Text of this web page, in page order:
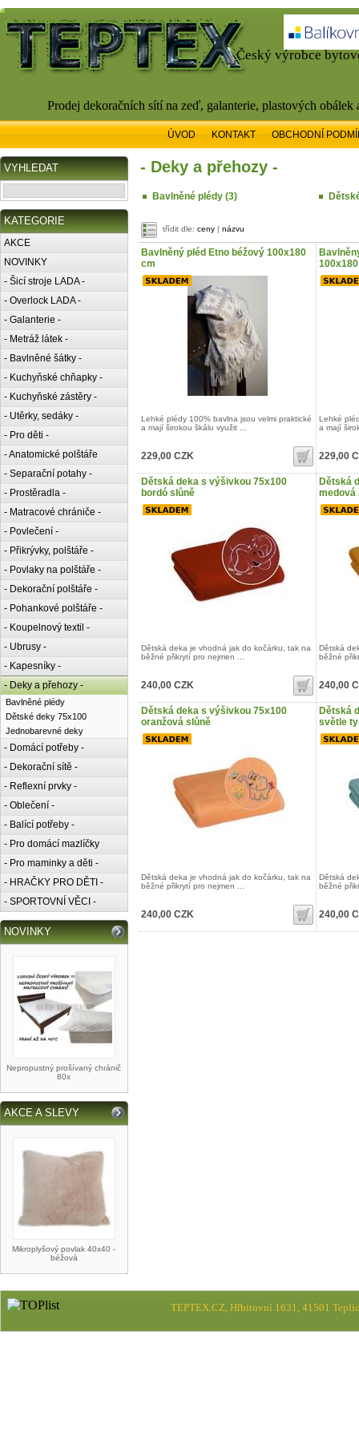
Český výrobce
Prodej dekoračních sítí na zeď, galanterie, plastových
ÚVOD KONTAKT OBCHODNÍ
VYHLEDAT
KATEGORIE
AKCE
NOVINKY
- Šicí stroje LADA -
- Overlock LADA -
- Galanterie -
- Metráž látek -
- Bavlněné šátky -
- Kuchyňské chňapky -
- Kuchyňské zástěry -
- Utěrky, sedáky -
- Pro děti -
- Anatomické polštáře
- Separační potahy -
- Prostěradla -
- Matracové chrániče -
- Povlečení -
- Přikrývky, polštáře -
- Povlaky na polštáře -
- Dekorační polštáře -
- Pohankové polštáře -
- Koupelnový textil -
- Ubrusy -
- Kapesníky -
- Deky a přehozy -
Bavlněné plédy
Dětské deky 75x100
Jednobarevné deky
- Domácí potřeby -
- Dekorační sítě -
- Reflexní prvky -
- Oblečení -
- Balící potřeby -
- Pro domácí mazlíčky
- Pro maminky a děti -
- HRAČKY PRO DĚTI -
- SPORTOVNÍ VĚCI -
NOVINKY
Nepropustný prošívaný chránič
80x
AKCE A SLEVY
Mikroplyšový povlak 40x40 -
béžová
- Deky a přehozy -
Bavlněné plédy (3)
třídit dle: ceny | názvu
Bavlněný pléd Etno béžový 100x180
cm
Lehké plédy 100% bavlna jsou velmi praktické
a mají širokou škálu využit ...
229,00 CZK
Lehké
a mají
229,00
Dětská deka s výšivkou 75x100
bordó slůně
Dětská deka je vhodná jak do kočárku, tak na
běžné přikrytí pro nejmen ...
240,00 CZK
Dětská
medová
Dětská
běžné
240,00
Dětská deka s výšivkou 75x100
oranžová slůně
Dětská deka je vhodná jak do kočárku, tak na
běžné přikrytí pro nejmen ...
240,00 CZK
Dětská
světle
Dětská
běžné
240,00
TEPTEX.CZ, Hřbitovní 1631, 41501